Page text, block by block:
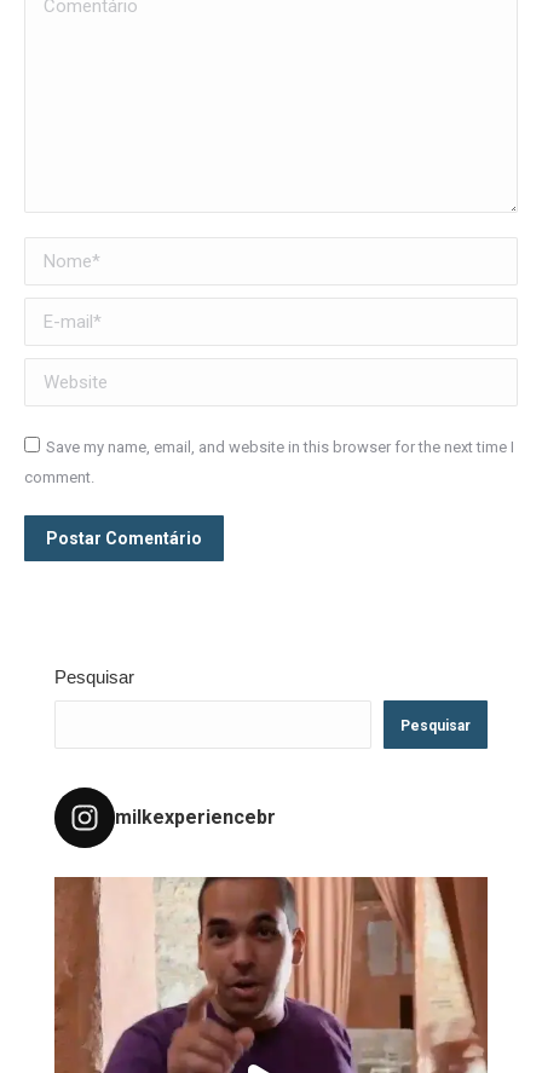
Nome *
E-mail *
Website
Save my name, email, and website in this browser for the next time I
comment.
Postar Comentário
Pesquisar
Pesquisar
milkexperiencebr